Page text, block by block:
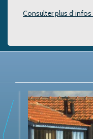
Consulter plus d’infos